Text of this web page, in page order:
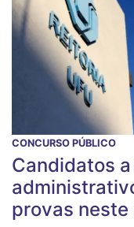
CONCURSO PÚBLICO
Candidatos
provas neste